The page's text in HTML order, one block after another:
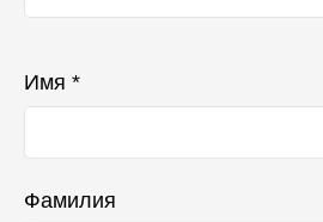
Имя *
Фамилия